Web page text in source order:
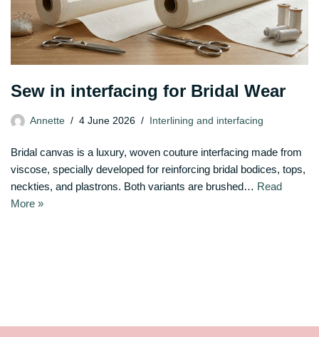
Sew in interfacing for Bridal Wear
Annette 4 June 2026 Interlining and interfacing
Bridal canvas is a luxury, woven couture interfacing made from
viscose, specially developed for reinforcing bridal bodices, tops,
neckties, and plastrons. Both variants are brushed… Read
More »